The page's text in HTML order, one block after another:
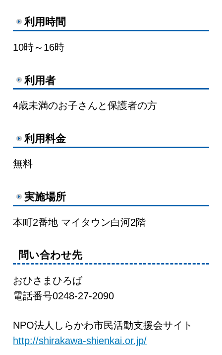
利用時間
10時～16時
利用者
4歳未満のお子さんと保護者の方
利用料金
無料
実施場所
本町2番地 マイタウン白河2階
問い合わせ先
おひさまひろば
電話番号0248-27-2090
NPO法人しらかわ市民活動支援会サイト
http://shirakawa-shienkai.or.jp/